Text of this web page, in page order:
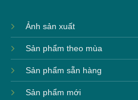
Ảnh sản xuất
Sản phẩm theo mùa
Sản phẩm sẵn hàng
Sản phẩm mới